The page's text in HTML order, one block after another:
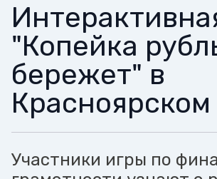
"Копейка
бережет" в
Красноярском
Участники игры по